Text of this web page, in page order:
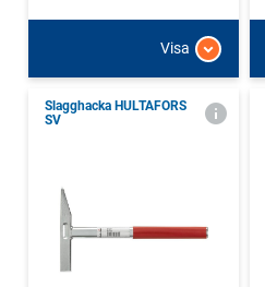
Visa
Slagghacka HULTAFORS
SV